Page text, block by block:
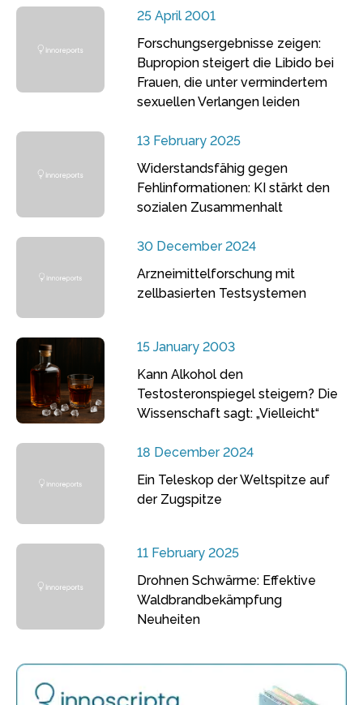
25 April 2001
Forschungsergebnisse zeigen:
Bupropion steigert die Libido bei
Frauen, die unter vermindertem
sexuellen Verlangen leiden
13 February 2025
Widerstandsfähig gegen
Fehlinformationen: KI stärkt den
sozialen Zusammenhalt
30 December 2024
Arzneimittelforschung mit
zellbasierten Testsystemen
15 January 2003
Kann Alkohol den
Testosteronspiegel steigern? Die
Wissenschaft sagt: „Vielleicht“
18 December 2024
Ein Teleskop der Weltspitze auf
der Zugspitze
11 February 2025
Drohnen Schwärme: Effektive
Waldbrandbekämpfung
Neuheiten